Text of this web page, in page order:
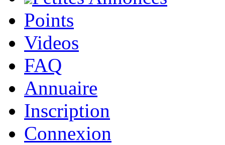
Points
Videos
FAQ
Annuaire
Inscription
Connexion